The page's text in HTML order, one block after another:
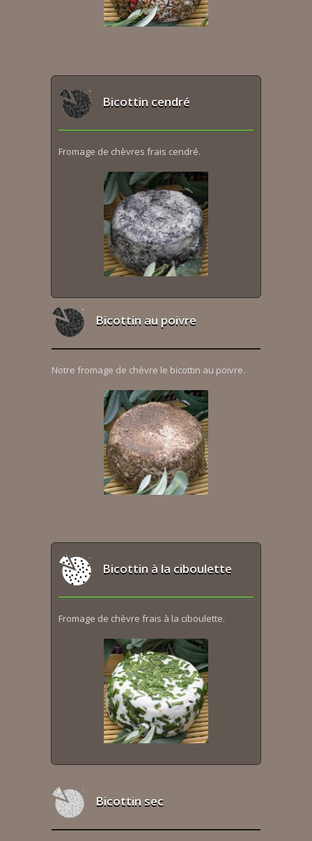
Bicottin cendré
Fromage de chèvres frais cendré.
Bicottin au poivre
Notre fromage de chèvre le bicottin au poivre.
Bicottin à la ciboulette
Fromage de chèvre frais à la ciboulette.
Bicottin sec